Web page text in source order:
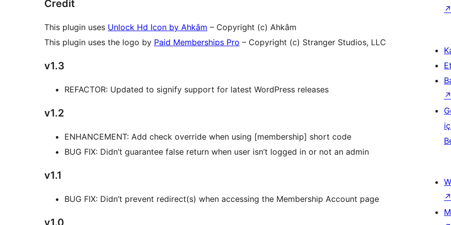
Credit
This plugin uses Unlock Hd Icon by Ahkâm – Copyright (c) Ahkâm
This plugin uses the logo by Paid Memberships Pro – Copyright (c) Stranger Studios, LLC
v1.3
REFACTOR: Updated to signify support for latest WordPress releases
v1.2
ENHANCEMENT: Add check override when using [membership] short code
BUG FIX: Didn’t guarantee false return when user isn’t logged in or not an admin
v1.1
BUG FIX: Didn’t prevent redirect(s) when accessing the Membership Account page
v1.0
↗
↗
↗